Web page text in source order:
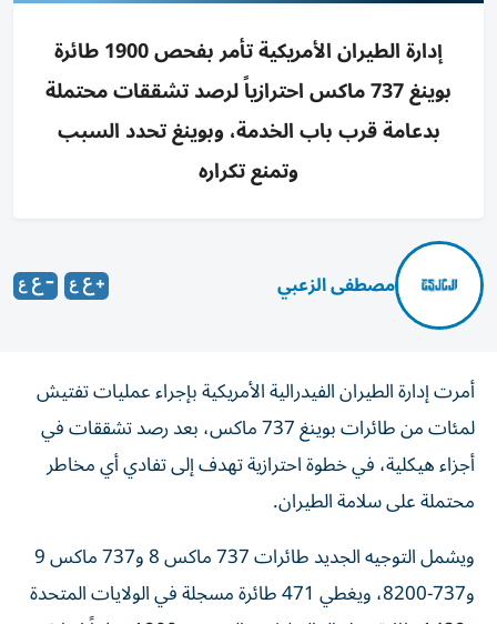
إدارة الطيران الأمريكية تأمر بفحص 1900 طائرة
بوينغ 737 ماكس احترازياً لرصد تشققات محتملة
بدعامة قرب باب الخدمة، وبوينغ تحدد السبب
وتمنع تكراره
مصطفى الزعبي
أمرت إدارة الطيران الفيدرالية الأمريكية بإجراء عمليات تفتيش
لمئات من طائرات بوينغ 737 ماكس، بعد رصد تشققات في
أجزاء هيكلية، في خطوة احترازية تهدف إلى تفادي أي مخاطر
محتملة على سلامة الطيران.
ويشمل التوجيه الجديد طائرات 737 ماكس 8 و737 ماكس 9
و737-8200، ويغطي 471 طائرة مسجلة في الولايات المتحدة